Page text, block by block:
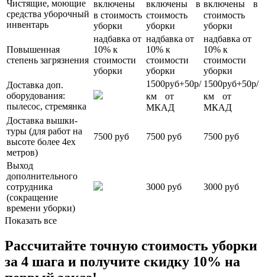
Чистящие, моющие
средства уборочный
инвентарь
включены
в стоимость
уборки
включены в
стоимость
уборки
включены в
стоимость
уборки
Повышенная
степень загрязнения
надбавка от
10% к
стоимости
уборки
надбавка от
10% к
стоимости
уборки
надбавка от
10% к
стоимости
уборки
Доставка доп.
оборудования:
пылесос, стремянка
1500руб+50р/
км от
МКАД
1500руб+50р/
км от
МКАД
Доставка вышки-
туры (для работ на
высоте более 4ех
метров)
7500 руб 7500 руб 7500 руб
Выход
дополнительного
сотрудника
(сокращение
времени уборки)
3000 руб 3000 руб
Показать все
Рассчитайте точную стоимость уборки
за 4 шага и получите скидку 10% на